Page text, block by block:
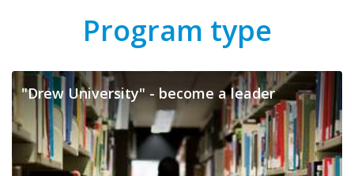
Program type
"Drew University" - become a leader